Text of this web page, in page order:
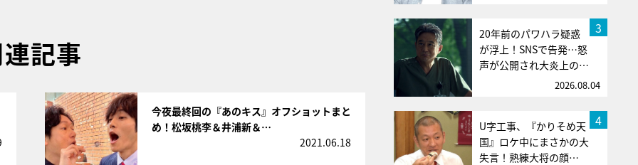
記事
今夜最終回の『あのキス』オフショットまと
め！松坂桃李＆井浦新＆…
2021.06.18
3
20年前のパワハラ疑惑
が浮上！SNSで告発…怒
声が公開され大炎上の…
2026.08.04
4
U字工事、『かりそめ天
国』ロケ中にまさかの大
失言！熟練大将の顔…